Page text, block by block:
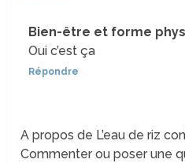
Bien-être et forme
Oui c’est ça
Répondre
A propos de L’eau de riz
Commenter ou poser une